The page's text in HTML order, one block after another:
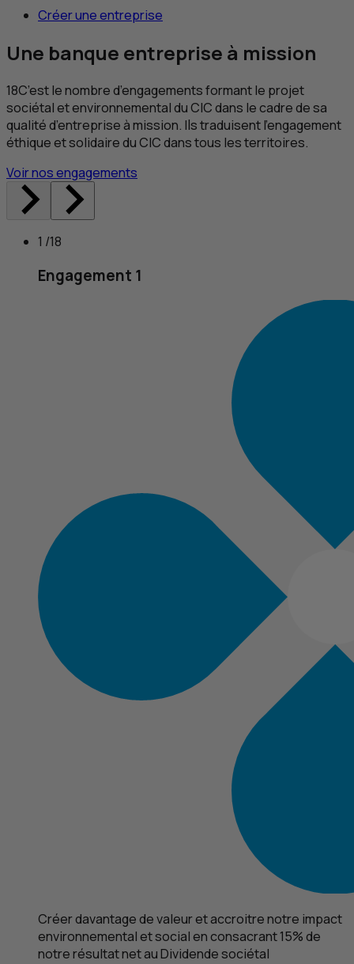
Créer une entreprise
Une banque entreprise à mission
18C’est le nombre d’engagements formant le projet
sociétal et environnemental duCICdans le cadre de sa
qualité d’entreprise à mission. Ils traduisent l’engagement
éthique et solidaire duCICdans tous les territoires.
Voir nos engagements
1 /18
Engagement 1
Créer davantage de valeur et accroitre notre impact
environnemental et social en consacrant 15% de
notre résultat net au Dividende sociétal